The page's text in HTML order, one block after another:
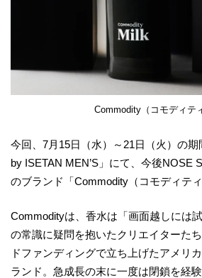
Commodity（コモディテ
今回、7月15日（水）～21日（火）の
by ISETAN MEN’S」にて、今後NOSE
のブランド「Commodity（コモディテ
Commodityは、香水は「画面越しには
の常識に疑問を抱いたクリエイターた
ドファンディングで立ち上げたアメリ
ランド。急成長の末に一度は閉鎖を経